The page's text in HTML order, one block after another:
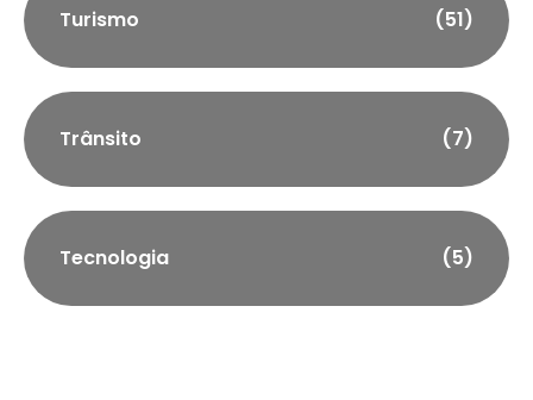
Turismo (51)
Trânsito (7)
Tecnologia (5)